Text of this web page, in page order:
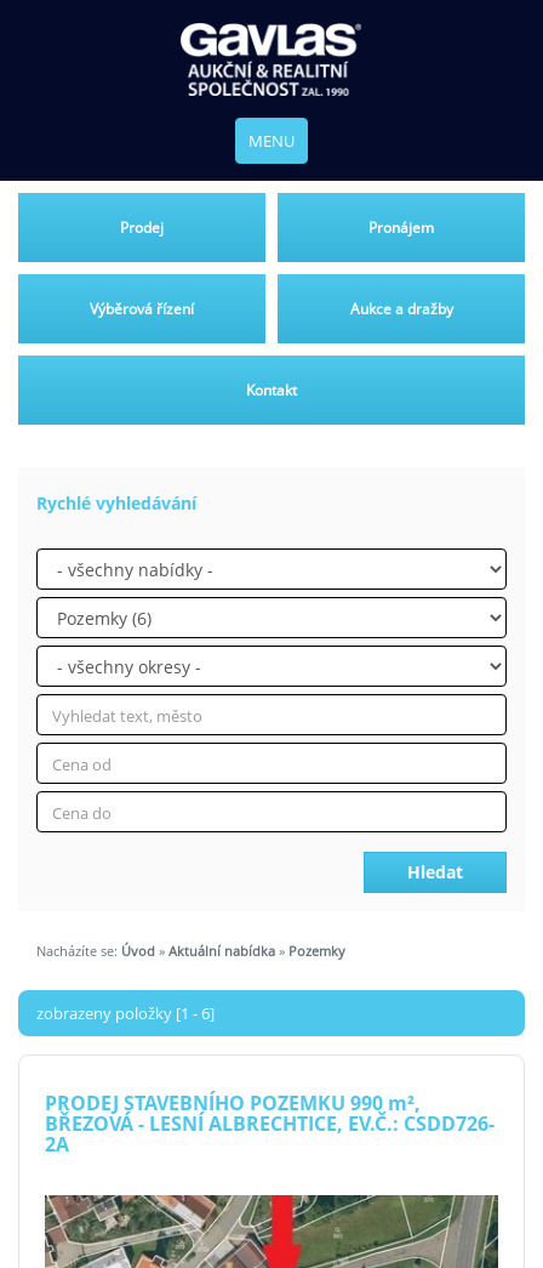
MENU
Prodej Pronájem
Výběrová řízení Aukce a dražby
Kontakt
Rychlé vyhledávání
Hledat
Nacházíte se: Úvod » Aktuální nabídka » Pozemky
zobrazeny položky [1 - 6]
PRODEJ STAVEBNÍHO POZEMKU 990 m²,
BŘEZOVÁ - LESNÍ ALBRECHTICE, EV.Č.: CSDD726-
2A